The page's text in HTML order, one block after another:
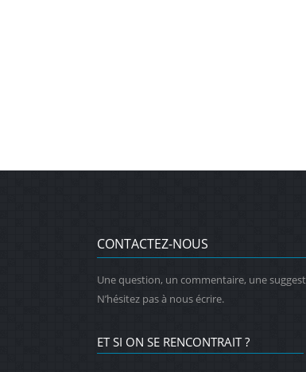
CONTACTEZ-NOUS
Une question, un commentaire, une
N’hésitez pas à nous écrire.
ET SI ON SE RENCONTRAIT ?